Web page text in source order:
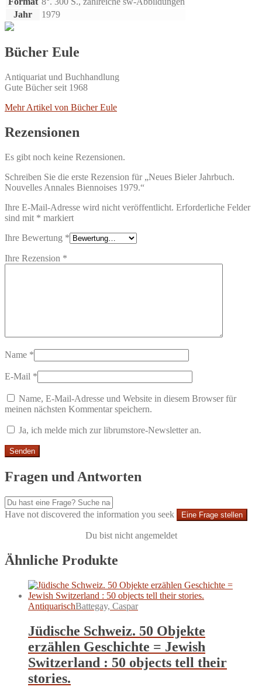
Jahr
1979
Bücher Eule
Antiquariat und Buchhandlung
Gute Bücher seit 1968
Mehr Artikel von Bücher Eule
Rezensionen
Es gibt noch keine Rezensionen.
Schreiben Sie die erste Rezension für „Neues Bieler Jahrbuch.
Nouvelles Annales Biennoises 1979.“
Ihre E-Mail-Adresse wird nicht veröffentlicht. Erforderliche Felder
sind mit * markiert
Ihre Bewertung *
Ihre Rezension *
Name *
E-Mail *
Name, E-Mail-Adresse und Website in diesem Browser für
meinen nächsten Kommentar speichern.
Ja, ich melde mich zur librumstore-Newsletter an.
Fragen und Antworten
Have not discovered the information you seek Eine Frage stellen
Du bist nicht angemeldet
Ähnliche Produkte
AntiquarischBattegay, Caspar
Jüdische Schweiz. 50 Objekte
erzählen Geschichte = Jewish
Switzerland : 50 objects tell their
stories.